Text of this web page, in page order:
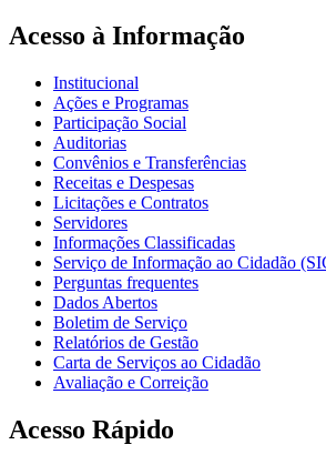
Acesso à Informação
Institucional
Ações e Programas
Participação Social
Auditorias
Convênios e Transferências
Receitas e Despesas
Licitações e Contratos
Servidores
Informações Classificadas
Serviço de Informação ao Cidadão
Perguntas frequentes
Dados Abertos
Boletim de Serviço
Relatórios de Gestão
Carta de Serviços ao Cidadão
Avaliação e Correição
Acesso Rápido